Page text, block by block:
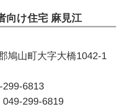
向け住宅 麻見江
鳩山町大字大橋1042-1
299-6813
049-299-6819